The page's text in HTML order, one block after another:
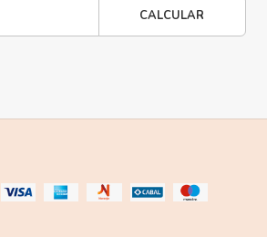
CALCULAR